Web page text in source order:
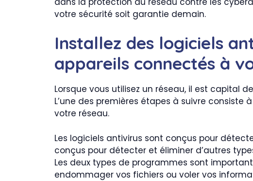
votre sécurité soit garantie demain.
Installez des logiciels
appareils connectés à
Lorsque vous utilisez un réseau, il est capital
L’une des premières étapes à suivre
votre réseau.
Les logiciels antivirus sont conçus pour
conçus pour détecter et éliminer d’autres
Les deux types de programmes sont
endommager vos fichiers ou voler vos